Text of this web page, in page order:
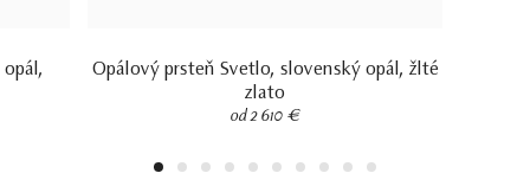
Opálový prsteň Svetlo, slovenský opál, žlté
zlato
od 2 610 €
1 2 3 4 5 6 7 8 9 10